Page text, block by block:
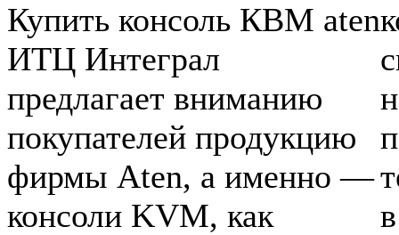
Купить консоль КВМ aten
ИТЦ Интеграл
предлагает вниманию
покупателей продукцию
фирмы Aten, а именно —
консоли KVM, как